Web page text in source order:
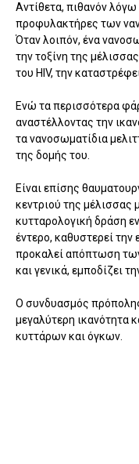
Αντίθετα, πιθανόν λόγω
προφυλακτήρες των
Όταν λοιπόν, ένα
την τοξίνη της
του HIV, την
Ενώ τα περισσότερα
αναστέλλοντας την
τα νανοσωματίδια
της δομής του.
Είναι επίσης
κεντριού της μέλισσας
κυτταρολογική δράση
έντερο, καθυστερεί την
προκαλεί απόπτωση
και γενικά, εμποδίζει
Ο συνδυασμός
μεγαλύτερη ικανότητα
κυττάρων και όγκων.